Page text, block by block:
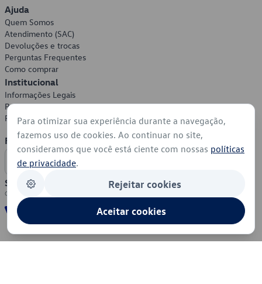
Ajuda
Quem Somos
Atendimento (SAC)
Devoluções e trocas
Perguntas Frequentes
Como comprar
Institucional
Informações Legais
Política de Privacidade
Política de Cookies
Formas de Pagamento
Segurança
Para otimizar sua experiência durante a navegação,
fazemos uso de cookies. Ao continuar no site,
consideramos que você está ciente com nossas políticas
de privacidade.
Rejeitar cookies
Aceitar cookies